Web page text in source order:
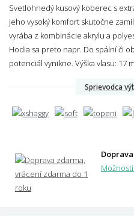
Svetlohnedý kusový koberec s
jeho vysoký komfort skutočne
vyrába z kombinácie akrylu a
Hodia sa preto napr. Do spální či
potenciál vynikne. Výška vlasu: 17
Sprievodca